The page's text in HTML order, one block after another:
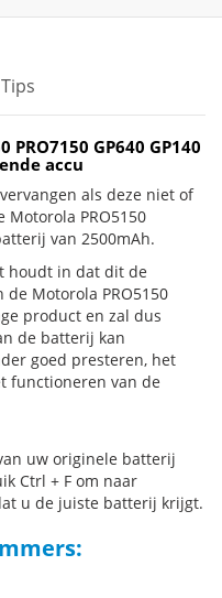
GP640 GP140
accu
als deze niet of
PRO5150
van 2500mAh.
houdt in dat dit de
Motorola PRO5150
product en zal dus
de batterij kan
goed presteren, het
functioneren van de
uw originele batterij
Ctrl + F om naar
u de juiste batterij krijgt.